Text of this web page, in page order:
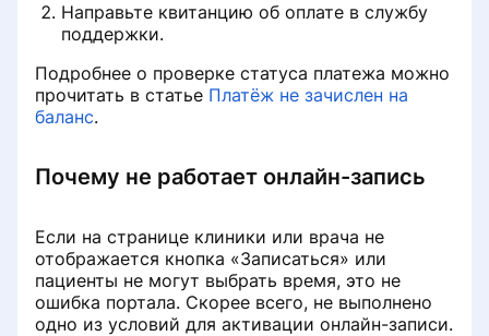
Направьте квитанцию об оплате в службу
поддержки.
Подробнее о проверке статуса платежа можно
прочитать в статье Платёж не зачислен на
баланс.
Почему не работает онлайн-запись
Если на странице клиники или врача не
отображается кнопка «Записаться» или
пациенты не могут выбрать время, это не
ошибка портала. Скорее всего, не выполнено
одно из условий для активации онлайн-записи.